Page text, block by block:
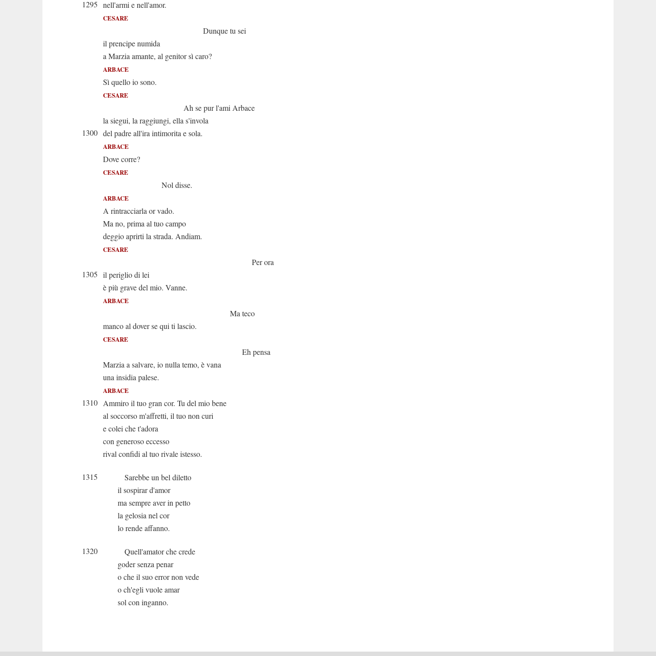
1295 nell'armi e nell'amor.
CESARE
Dunque tu sei
il prencipe numida
a Marzia amante, al genitor sì caro?
ARBACE
Sì quello io sono.
CESARE
Ah se pur l'ami Arbace
la siegui, la raggiungi, ella s'invola
1300 del padre all'ira intimorita e sola.
ARBACE
Dove corre?
CESARE
Nol disse.
ARBACE
A rintracciarla or vado.
Ma no, prima al tuo campo
deggio aprirti la strada. Andiam.
CESARE
Per ora
1305 il periglio di lei
è più grave del mio. Vanne.
ARBACE
Ma teco
manco al dover se qui ti lascio.
CESARE
Eh pensa
Marzia a salvare, io nulla temo, è vana
una insidia palese.
ARBACE
1310 Ammiro il tuo gran cor. Tu del mio bene
al soccorso m'affretti, il tuo non curi
e colei che t'adora
con generoso eccesso
rival confidi al tuo rivale istesso.
1315
Sarebbe un bel diletto
il sospirar d'amor
ma sempre aver in petto
la gelosia nel cor
lo rende affanno.
1320
Quell'amator che crede
goder senza penar
o che il suo error non vede
o ch'egli vuole amar
sol con inganno.